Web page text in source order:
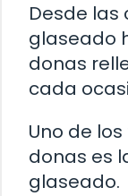
Desde las
glaseado
donas
cada
Uno de
donas es
glaseado.